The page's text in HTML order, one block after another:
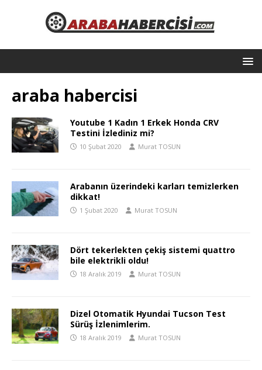
araba habercisi
Youtube 1 Kadın 1 Erkek Honda CRV
Testini İzlediniz mi?
10 Şubat 2020 Murat TOSUN
Arabanın üzerindeki karları temizlerken
dikkat!
1 Şubat 2020 Murat TOSUN
Dört tekerlekten çekiş sistemi quattro
bile elektrikli oldu!
18 Aralık 2019 Murat TOSUN
Dizel Otomatik Hyundai Tucson Test
Sürüş İzlenimlerim.
18 Aralık 2019 Murat TOSUN